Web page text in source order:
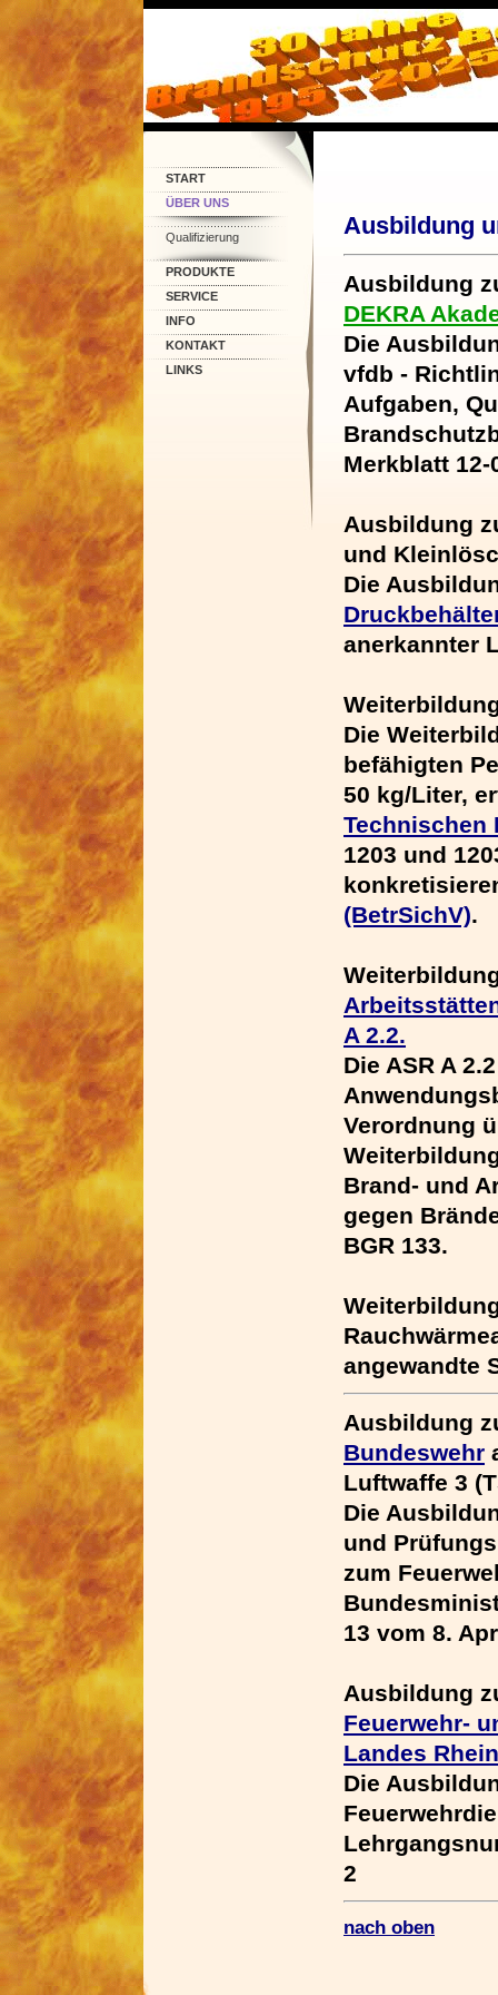
START
ÜBER UNS
Qualifizierung
PRODUKTE
SERVICE
INFO
KONTAKT
LINKS
Ausbildung
Ausbildung
DEKRA
Die
vfdb -
Aufgaben,
Merkblatt 12-
Ausbildung
und
Die
anerkannter
Die
befähigten
50 kg/Liter,
Technischen
1203 und
(BetrSichV).
A 2.2.
Die ASR A
Verordnung
Brand- und
gegen
BGR 133.
angewandte
Ausbildung
Bundeswehr
Luftwaffe 3
Die
und
zum
13 vom 8.
Ausbildung
Feuerwehr-
Landes
Die
2
nach oben